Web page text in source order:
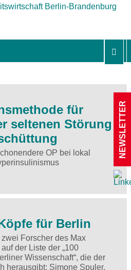
für
seltenen Störung
OP bei lokal
für Berlin
Forscher des Max
der Liste der „100
Wissenschaft“, die der
herausgibt: Simone Spuler,
NEWSLETTER